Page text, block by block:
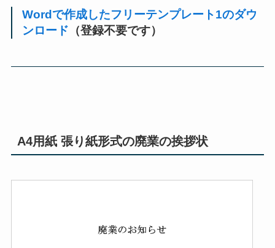
Wordで作成したフリーテンプレート1のダウ
ンロード （登録不要です）
A4用紙 張り紙形式の廃業の挨拶状